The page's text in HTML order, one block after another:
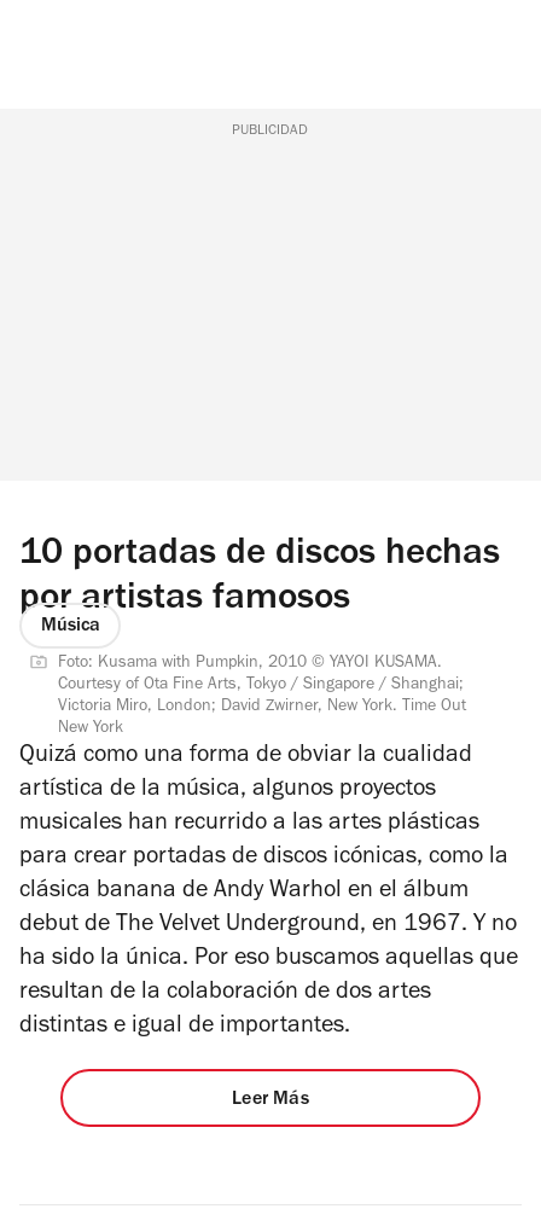
PUBLICIDAD
10 portadas de discos hechas
por artistas famosos
Música
Foto: Kusama with Pumpkin, 2010 © YAYOI KUSAMA.
Courtesy of Ota Fine Arts, Tokyo / Singapore / Shanghai;
Victoria Miro, London; David Zwirner, New York. Time Out
New York
Quizá como una forma de obviar la cualidad
artística de la música, algunos proyectos
musicales han recurrido a las artes plásticas
para crear portadas de discos icónicas, como la
clásica banana de Andy Warhol en el álbum
debut de The Velvet Underground, en 1967. Y no
ha sido la única. Por eso buscamos aquellas que
resultan de la colaboración de dos artes
distintas e igual de importantes.
Leer Más